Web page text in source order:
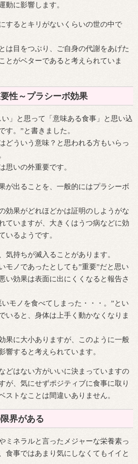
動に影響します。
するとキリがないくらいの世の中で
は目をつぶり、ご自身の代謝をあげた
とがベターであると考えられていま
性～プラシーボ効果
」と思って「意味ある食事」と思い込
す。”と書きました。
どういう意味？と思われる方もいらっ
思いの外重要です。
が出ることを、一般的にはプラシーボ
効果がどれほどかは証明のしようがな
ていますが、大きくはうつ病などに効
いるようです。
気持ちが滅入ることがあります。
モノであったとしても”重要”だと思い
い効果は表面に出にくくなると報告さ
モノを食べてしまった・・・。”とい
いると、身体は上手く動かなくなりま
果に大小ありますが、このように一般
響すると考えられています。
どはない方がいいに決まっていますの
が、気にせずポジティブに食事に取り
ストなことは間違いありません。
界がある
ミネラルと言ったメジャーな栄養素っ
食事ではあまり気にしなくてもイイと